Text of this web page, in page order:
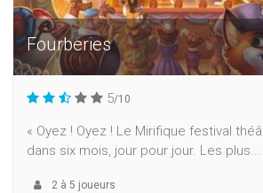
Fourberies
5/10
« Oyez ! Oyez ! Le Mirifique festival
dans six mois, jour pour jour. Les plus...
2 à 5 joueurs